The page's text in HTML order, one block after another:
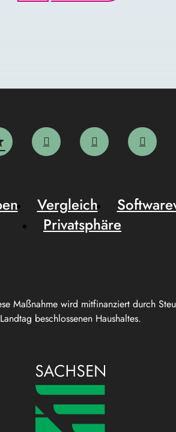
Maßnahme wird mitfinanziert durch
Landtag beschlossenen Haushaltes.
Vergleich
Privatsphäre